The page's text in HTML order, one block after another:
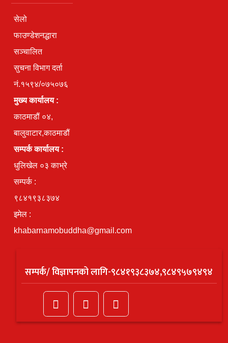
सेलो
फाउण्डेशनद्धारा
सञ्चालित
सुचना विभाग दर्ता
नं.१५९४/०७५०७६
मुख्य कार्यालय :
काठमाडौं ०४,
बालुवाटार,काठमाडौं
सम्पर्क कार्यालय :
धुलिखेल ०३ काभ्रे
सम्पर्क :
९८४१९३८३७४
इमेल :
khabarnamobuddha@gmail.com
सम्पर्क/ विज्ञापनको लागि-९८४१९३८३७४,९८४९५७९४९४